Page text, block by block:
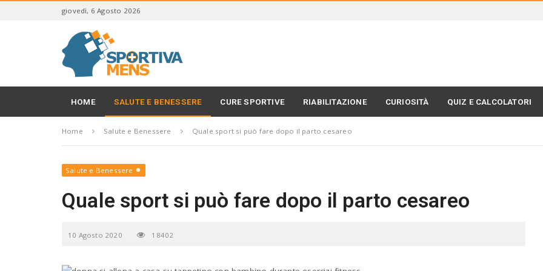
a
n
giovedì, 6 Agosto 2026
v
a
M
HOME SALUTE E BENESSERE CURE SPORTIVE RIABILITAZIONE CURIOSITÀ QUIZ E CALCOLATORI
Home Salute e Benessere Quale sport si può fare dopo il parto cesareo
Salute e Benessere
Quale sport si può fare dopo il parto cesareo
10 Agosto 2020 18402